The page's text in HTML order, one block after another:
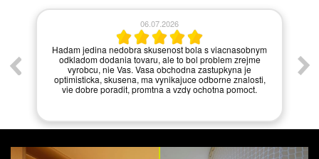
06.07.2026
Hadam jedina nedobra skusenost bola s viacnasobnym
odkladom dodania tovaru, ale to bol problem zrejme
vyrobcu, nie Vas. Vasa obchodna zastupkyna je
optimisticka, skusena, ma vynikajuce odborne znalosti,
vie dobre poradit, promtna a vzdy ochotna pomoct.